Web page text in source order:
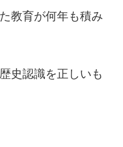
教育が何年も積み
史認識を正しいも